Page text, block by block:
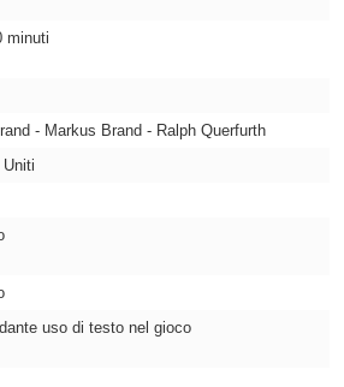
minuti
- Markus Brand - Ralph Querfurth
uso di testo nel gioco